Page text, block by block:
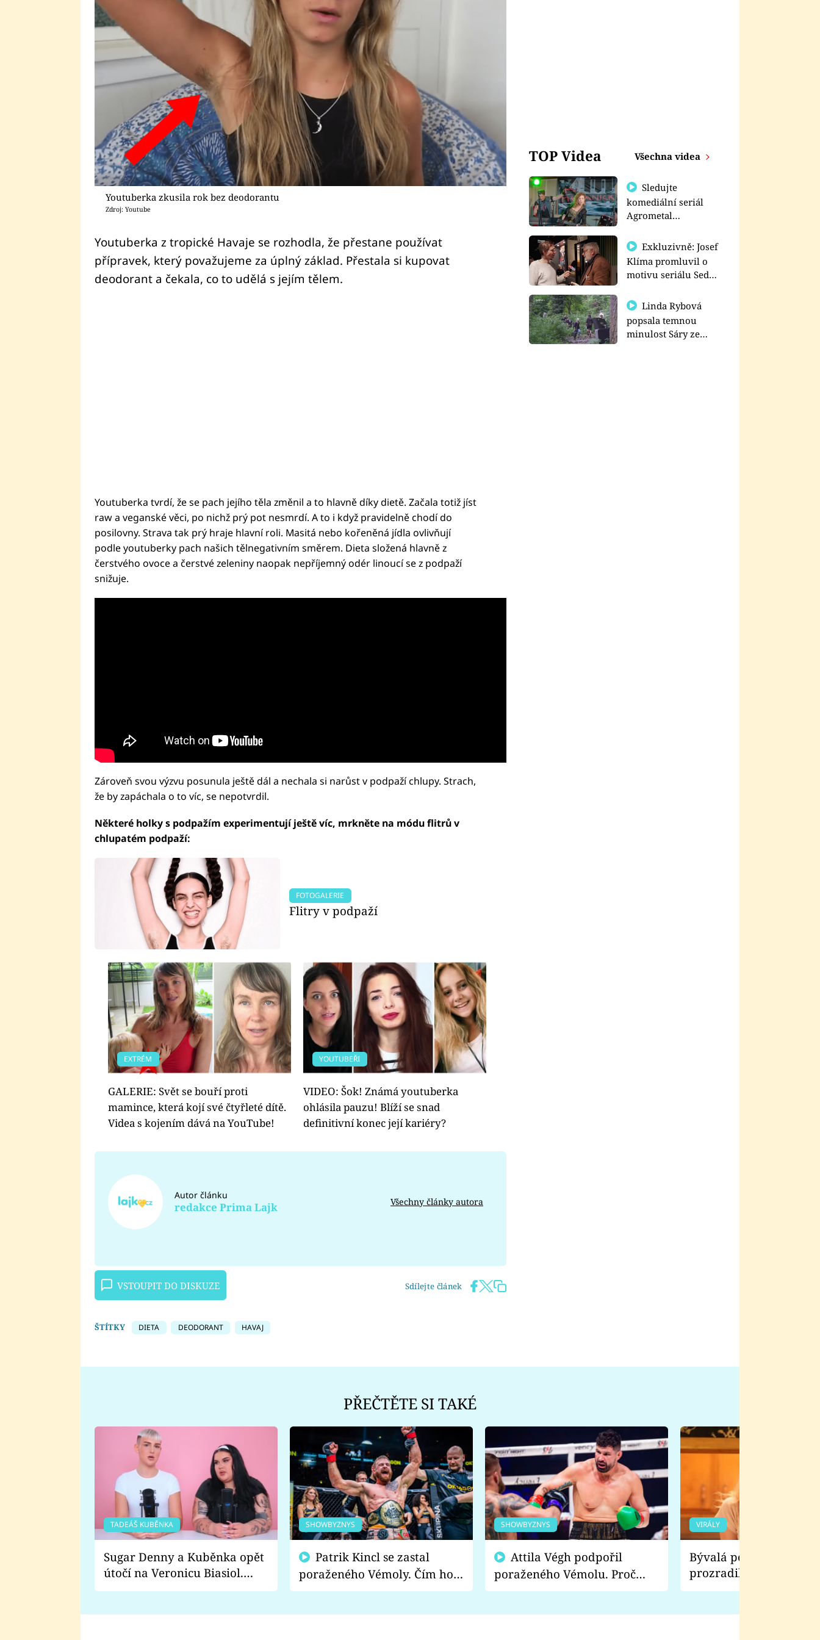
Youtuberka zkusila rok bez deodorantu
Zdroj: Youtube
Youtuberka z tropické Havaje se rozhodla, že přestane používat
přípravek, který považujeme za úplný základ. Přestala si kupovat
deodorant a čekala, co to udělá s jejím tělem.
Youtuberka tvrdí, že se pach jejího těla změnil a to hlavně díky dietě. Začala totiž jíst
raw a veganské věci, po nichž prý pot nesmrdí. A to i když pravidelně chodí do
posilovny. Strava tak prý hraje hlavní roli. Masitá nebo kořeněná jídla ovlivňují
podle youtuberky pach našich tělnegativním směrem. Dieta složená hlavně z
čerstvého ovoce a čerstvé zeleniny naopak nepříjemný odér linoucí se z podpaží
snižuje.
Zároveň svou výzvu posunula ještě dál a nechala si narůst v podpaží chlupy. Strach,
že by zapáchala o to víc, se nepotvrdil.
Některé holky s podpažím experimentují ještě víc, mrkněte na módu flitrů v
chlupatém podpaží:
FOTOGALERIE
Flitry v podpaží
EXTRÉM
GALERIE: Svět se bouří proti
mamince, která kojí své čtyřleté dítě.
Videa s kojením dává na YouTube!
YOUTUBEŘI
VIDEO: Šok! Známá youtuberka
ohlásila pauzu! Blíží se snad
definitivní konec její kariéry?
Autor článku
redakce Prima Lajk Všechny články autora
VSTOUPIT DO DISKUZE Sdílejte článek
ŠTÍTKY DIETA DEODORANT HAVAJ
TOP Videa Všechna videa
Sledujte
komediální seriál
Agrometal
prima+
Exkluzivně: Josef
Klíma promluvil o
motivu seriálu Sedm
Linda Rybová
popsala temnou
minulost Sáry ze
PŘEČTĚTE SI TAKÉ
TADEÁŠ KUBĚNKA
Sugar Denny a Kuběnka opět
útočí na Veronicu Biasiol.
Proč je podle nich falešná a
SHOWBYZNYS
poraženého Vémoly. Čím ho
fanoušci naštvali?
SHOWBYZNYS
poraženého Vémolu. Proč
chce raději zápasit s ním než
VIRÁLY
Bývalá pornoherečka
prozradila, co ji
natáčení Euforie.